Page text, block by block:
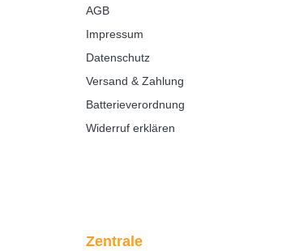
Zentrale
AGB
Impressum
Datenschutz
Versand & Zahlung
Batterieverordnung
Widerruf erklären